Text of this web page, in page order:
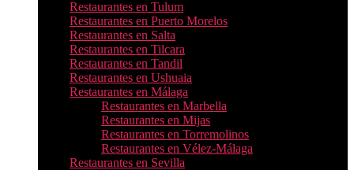
Restaurantes en Tulum
Restaurantes en Puerto Morelos
Restaurantes en Salta
Restaurantes en Tilcara
Restaurantes en Tandil
Restaurantes en Ushuaia
Restaurantes en Málaga
Restaurantes en Marbella
Restaurantes en Mijas
Restaurantes en Torremolinos
Restaurantes en Vélez-Málaga
Restaurantes en Sevilla